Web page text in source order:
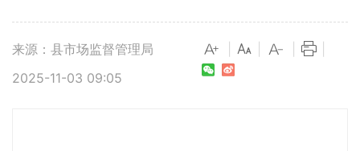
来源：县市场监督管理局
2025-11-03 09:05